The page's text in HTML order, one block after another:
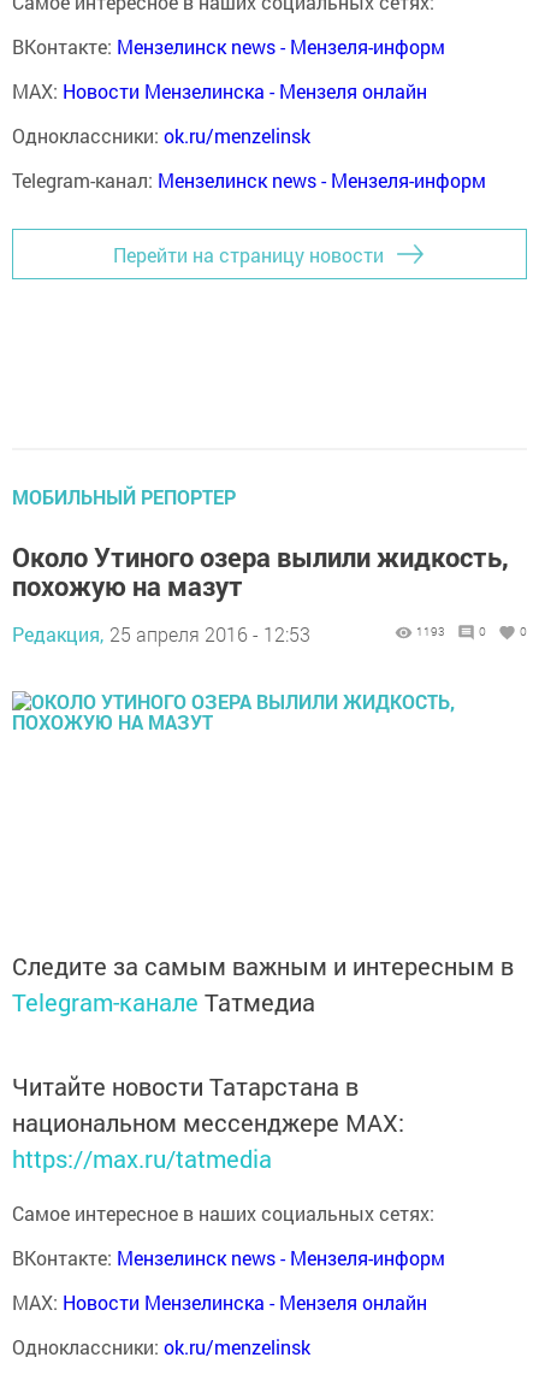
ВКонтакте: Мензелинск news - Мензеля-информ
MAX: Новости Мензелинска - Мензеля онлайн
Одноклассники: ok.ru/menzelinsk
Telegram-канал: Мензелинск news - Мензеля-информ
Перейти на страницу новости
МОБИЛЬНЫЙ РЕПОРТЕР
Около Утиного озера вылили жидкость,
похожую на мазут
Редакция, 25 апреля 2016 - 12:53 1193 0 0
Следите за самым важным и интересным в
Telegram-канале Татмедиа
Читайте новости Татарстана в
национальном мессенджере MАХ:
https://max.ru/tatmedia
Самое интересное в наших социальных сетях:
ВКонтакте: Мензелинск news - Мензеля-информ
MAX: Новости Мензелинска - Мензеля онлайн
Одноклассники: ok.ru/menzelinsk